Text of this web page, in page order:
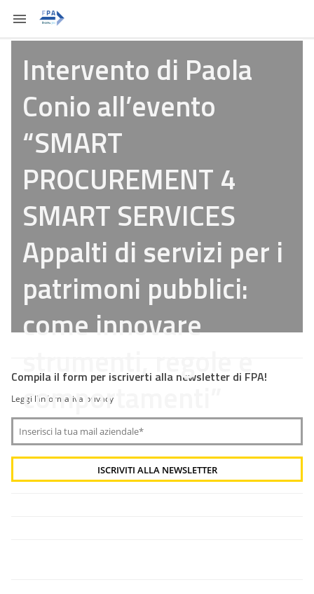
Intervento di Paola
Conio all’evento
“SMART
PROCUREMENT 4
SMART SERVICES
Appalti di servizi per i
patrimoni pubblici:
come innovare
strumenti, regole e
comportamenti”
Compila il form per iscriverti alla newsletter di FPA!
Leggi l'informativa privacy